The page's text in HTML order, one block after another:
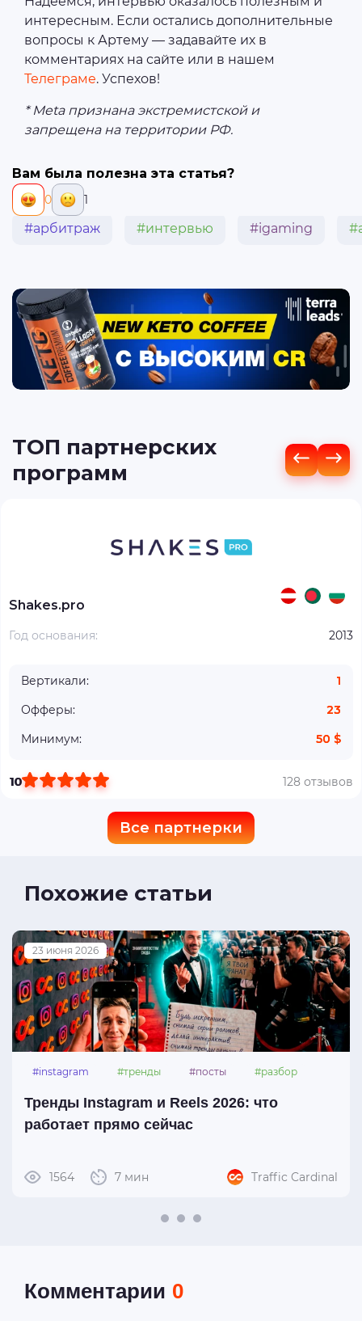
интересным. Если остались дополнительные
вопросы к Артему — задавайте их в
комментариях на сайте или в нашем
Телеграме. Успехов!
* Meta признана экстремистской и
запрещена на территории РФ.
Вам была полезна эта статья?
0 1
#арбитраж #интервью #igaming
ТОП партнерских
программ
Shakes.pro
Год основания: 2013
Вертикали:
1
Офферы:
23
Минимум:
50 $
10 128 отзывов
Все партнерки
Похожие статьи
23 июня 2026
#instagram #тренды #посты #разбор
Тренды Instagram и Reels 2026: что
работает прямо сейчас
1564 7 мин Traffic Cardinal
Комментарии 0